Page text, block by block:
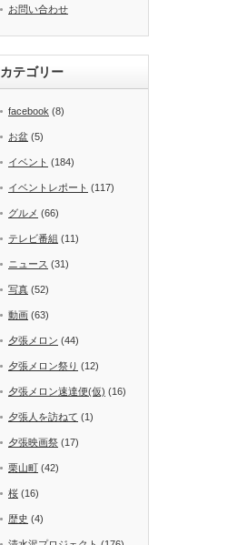
お問い合わせ
カテゴリー
facebook (8)
お盆 (5)
イベント (184)
イベントレポート (117)
グルメ (66)
テレビ番組 (11)
ニュース (31)
写真 (52)
動画 (63)
夕張メロン (44)
夕張メロン祭り (12)
夕張メロン速達便(仮) (16)
夕張人を訪ねて (1)
夕張映画祭 (17)
栗山町 (42)
桜 (16)
歴史 (4)